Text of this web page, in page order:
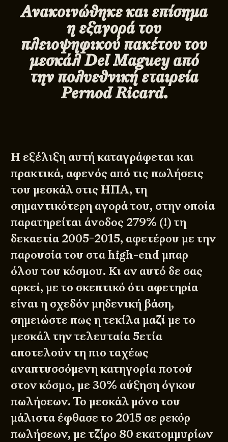
Ανακοινώθηκε και επίσημα
η εξαγορά του
πλειοψηφικού πακέτου του
μεσκάλDel Magueyαπό
την πολυεθνική εταιρεία
Pernod Ricard.
Η εξέλιξη αυτή καταγράφεται και
πρακτικά, αφενός από τις πωλήσεις
του μεσκάλ στις ΗΠΑ, τη
σημαντικότερη αγορά του, στην οποία
παρατηρείται άνοδος 279% (!) τη
δεκαετία 2005-2015, αφετέρου με την
παρουσία του στα high-end μπαρ
όλου του κόσμου. Κι αν αυτό δε σας
αρκεί, με το σκεπτικό ότι αφετηρία
είναι η σχεδόν μηδενική βάση,
σημειώστε πως η τεκίλα μαζί με το
μεσκάλ την τελευταία 5ετία
αποτελούν τη πιο ταχέως
αναπτυσσόμενη κατηγορία ποτού
στον κόσμο, με 30% αύξηση όγκου
πωλήσεων. Το μεσκάλ μόνο του
μάλιστα έφθασε το 2015 σε ρεκόρ
πωλήσεων, με τζίρο 80 εκατομμυρίων